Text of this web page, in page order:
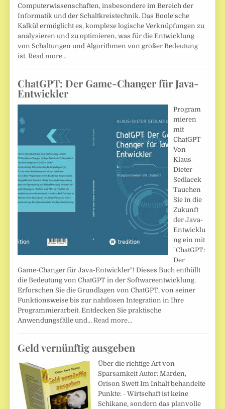
Computerwissenschaften, insbesondere im Bereich der
Informatik und der Schaltkreistechnik. Das Boole'sche
Kalkül ermöglicht es, komplexe logische Verknüpfungen zu
analysieren und zu optimieren, was für die Entwicklung
von Schaltungen und Algorithmen von großer Bedeutung
ist. Read more…
ChatGPT: Der Game-Changer für Java-
Entwickler
Program
mieren
mit
ChatGPT
Von
Klaus-
Dieter
Sedlacek
Tauchen
Sie in die
Zukunft
der Java-
Entwicklu
ng ein mit
"ChatGPT:
Der
Game-Changer für Java-Entwickler"! Dieses Buch enthüllt
die Bedeutung von ChatGPT in der Softwareentwicklung.
Erforschen Sie die Grundlagen von ChatGPT, von seiner
Funktionsweise bis zur nahtlosen Integration in Ihre
Programmierarbeit. Entdecken Sie praktische
Anwendungsfälle und… Read more…
Geld vernünftig ausgeben
Über die richtige Art von
Sparsamkeit Autor: Marden,
Orison Swett Im Inhalt behandelte
Punkte: - Wirtschaft ist keine
Schikane, sondern das planvolle